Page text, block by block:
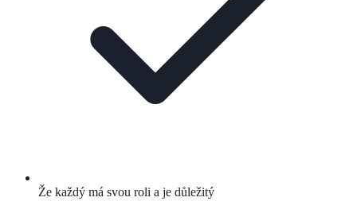
Že každý má svou roli a je důležitý